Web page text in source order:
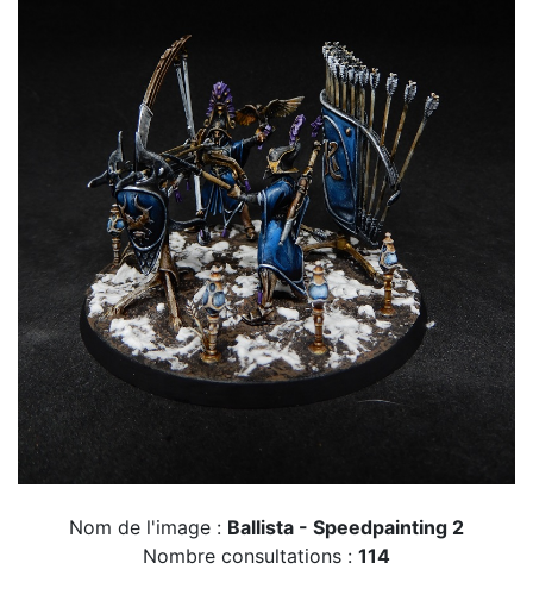
Nom de l'image : Ballista - Speedpainting 2
Nombre consultations : 114